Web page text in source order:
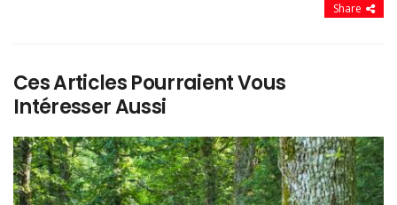
Share
Ces Articles Pourraient Vous
Intéresser Aussi